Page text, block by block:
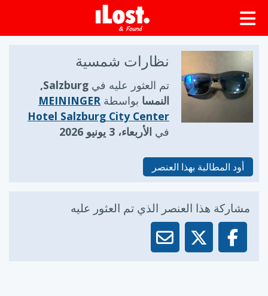
نظارات شمسية
تم العثور عليه في
Salzburg,
النمسا بواسطة MEININGER
Hotel Salzburg City Center
في الأربعاء، 3 يونيو 2026
أود المطالبة بهذا العنصر
مشاركة هذا العنصر الذي تم العثور عليه